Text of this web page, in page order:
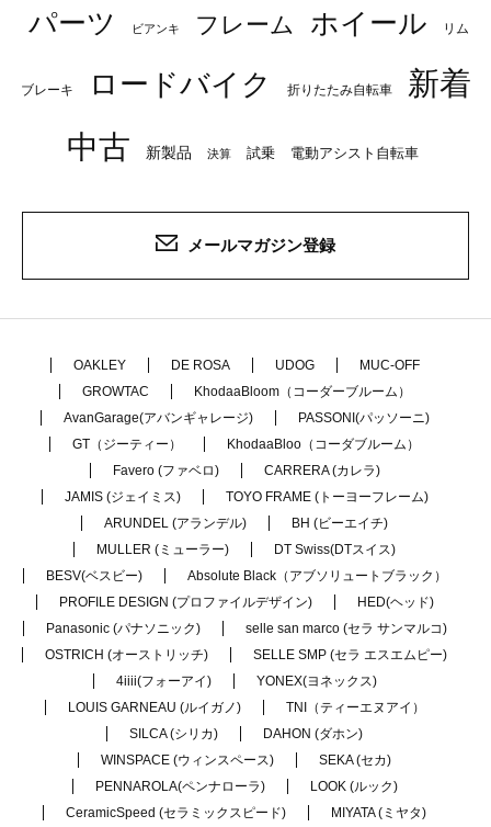
パーツ ビアンキ フレーム ホイール リム
ブレーキ ロードバイク 折りたたみ自転車
新着
中古
新製品 決算 試乗 電動アシスト自転車
メールマガジン登録
OAKLEY DE ROSA UDOG
MUC-OFF
GROWTAC
KhodaaBloom（コーダーブルーム）
AvanGarage(アバンギャレージ)
PASSONI(パッソーニ)
GT（ジーティー）
KhodaaBloo（コーダブルーム）
Favero (ファベロ)
CARRERA (カレラ)
JAMIS (ジェイミス)
TOYO FRAME (トーヨーフレーム)
ARUNDEL (アランデル)
BH (ビーエイチ)
MULLER (ミューラー)
DT Swiss(DTスイス)
BESV(ベスビー)
Absolute Black（アブソリュートブラック）
PROFILE DESIGN (プロファイルデザイン)
HED(ヘッド)
Panasonic (パナソニック)
selle san marco (セラ サンマルコ)
OSTRICH (オーストリッチ)
SELLE SMP (セラ エスエムピー)
4iiii(フォーアイ)
YONEX(ヨネックス)
LOUIS GARNEAU (ルイガノ)
TNI（ティーエヌアイ）
SILCA (シリカ)
DAHON (ダホン)
WINSPACE (ウィンスペース)
SEKA (セカ)
PENNAROLA(ペンナローラ)
LOOK (ルック)
CeramicSpeed (セラミックスピード)
MIYATA (ミヤタ)